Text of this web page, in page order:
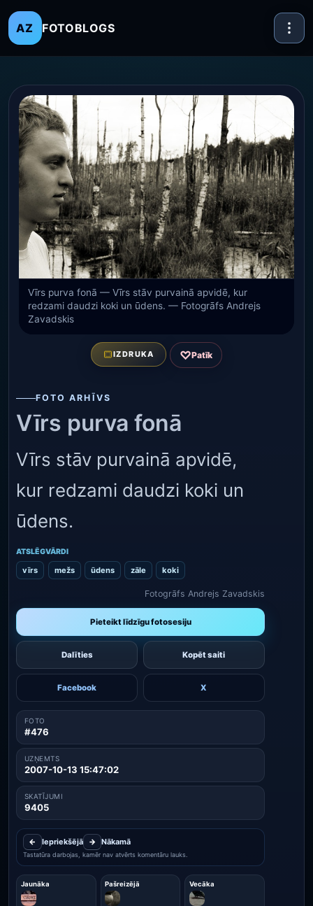
AZ FOTOBLOGS
Vīrs purva fonā — Vīrs stāv purvainā apvidē, kur
redzami daudzi koki un ūdens. — Fotogrāfs Andrejs
Zavadskis
IZDRUKA ♡Patīk
FOTO ARHĪVS
Vīrs purva fonā
Vīrs stāv purvainā apvidē,
kur redzami daudzi koki un
ūdens.
ATSLĒGVĀRDI
vīrs mežs ūdens zāle koki
Fotogrāfs Andrejs Zavadskis
Pieteikt līdzīgu fotosesiju
Dalīties Kopēt saiti
Facebook X
FOTO
#476
UZŅEMTS
2007-10-13 15:47:02
SKATĪJUMI
9405
← Iepriekšējā → Nākamā
Tastatūra darbojas, kamēr nav atvērts komentāru lauks.
Jaunāka Pašreizējā Vecāka